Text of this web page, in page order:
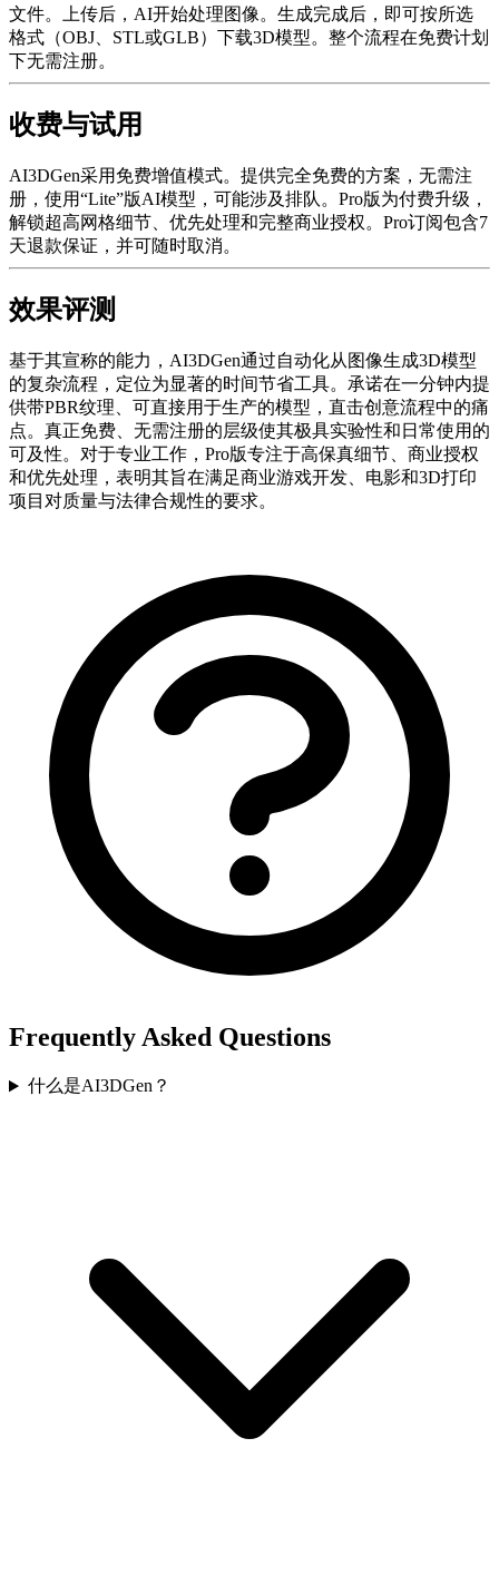
文件。上传后，AI开始处理图像。生成完成后，即可按所选
格式（OBJ、STL或GLB）下载3D模型。整个流程在免费计划
下无需注册。
收费与试用
AI3DGen采用免费增值模式。提供完全免费的方案，无需注
册，使用“Lite”版AI模型，可能涉及排队。Pro版为付费升级，
解锁超高网格细节、优先处理和完整商业授权。Pro订阅包含7
天退款保证，并可随时取消。
效果评测
基于其宣称的能力，AI3DGen通过自动化从图像生成3D模型
的复杂流程，定位为显著的时间节省工具。承诺在一分钟内提
供带PBR纹理、可直接用于生产的模型，直击创意流程中的痛
点。真正免费、无需注册的层级使其极具实验性和日常使用的
可及性。对于专业工作，Pro版专注于高保真细节、商业授权
和优先处理，表明其旨在满足商业游戏开发、电影和3D打印
项目对质量与法律合规性的要求。
Frequently Asked Questions
什么是AI3DGen？